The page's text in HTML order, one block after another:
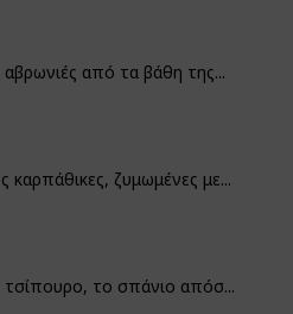
από τα βάθη της...
καρπάθικες, ζυμωμένες με...
τσίπουρο, το σπάνιο απόσ...